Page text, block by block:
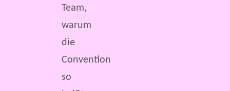
Team,
warum
die
Convention
so